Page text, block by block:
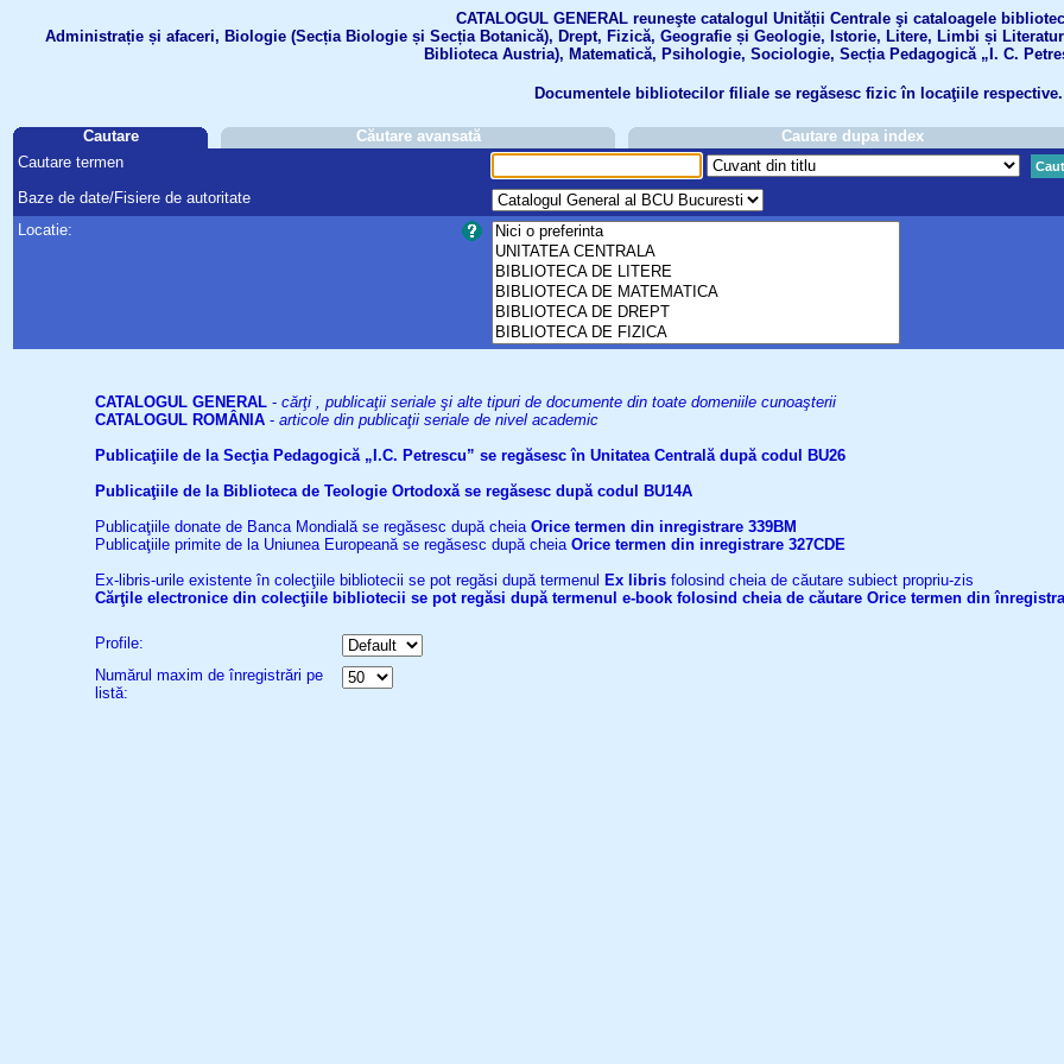
CATALOGUL GENERAL reuneşte catalogul Unității Centrale şi cataloagele
Administrație și afaceri, Biologie (Secția Biologie și Secția Botanică), Drept, Fizică, Geografie și Geologie, Istorie, Litere, Limbi și
Biblioteca Austria), Matematică, Psihologie, Sociologie, Secția Pedagogică „I. C.
Documentele bibliotecilor filiale se regăsesc fizic în locaţiile respective.
Cautare Căutare avansată
Cautare dupa index
Cautare termen
Baze de date/Fisiere de autoritate
Locatie:
CATALOGUL GENERAL - cărţi , publicaţii seriale şi alte tipuri de documente din toate domeniile cunoaşterii
CATALOGUL ROMÂNIA - articole din publicaţii seriale de nivel academic
Publicaţiile de la Secţia Pedagogică „I.C. Petrescu” se regăsesc în Unitatea Centrală după codul BU26
Publicaţiile de la Biblioteca de Teologie Ortodoxă se regăsesc după codul BU14A
Publicaţiile donate de Banca Mondială se regăsesc după cheia Orice termen din inregistrare 339BM
Publicaţiile primite de la Uniunea Europeană se regăsesc după cheia Orice termen din inregistrare 327CDE
Ex-libris-urile existente în colecţiile bibliotecii se pot regăsi după termenul Ex libris folosind cheia de căutare subiect propriu-zis
Cărţile electronice din colecţiile bibliotecii se pot regăsi după termenul e-book folosind cheia de căutare Orice termen din
Profile:
Numărul maxim de înregistrări pe
listă: